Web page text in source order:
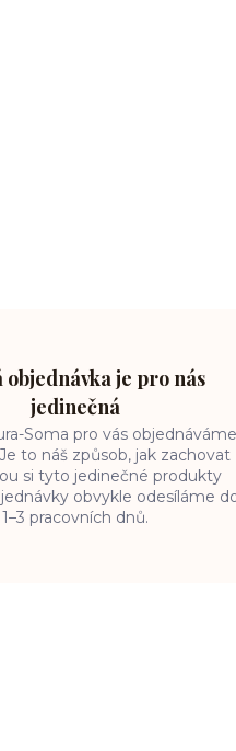
objednávka je pro nás
jedinečná
Soma pro vás objednáváme
to náš způsob, jak zachovat
si tyto jedinečné produkty
obvykle odesíláme
1–3 pracovních dnů.